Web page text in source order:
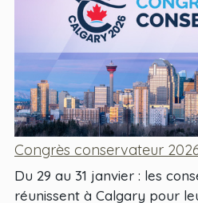
Congrès conservateur
Du 29 au 31 janvier : les
réunissent à Calgary pour